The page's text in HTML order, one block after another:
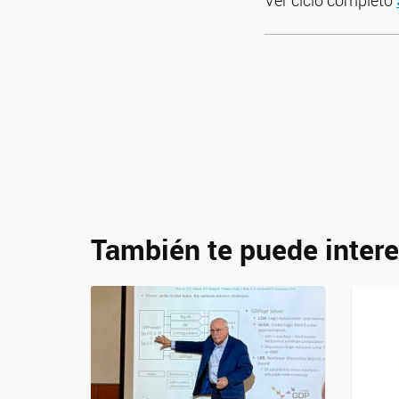
También te puede